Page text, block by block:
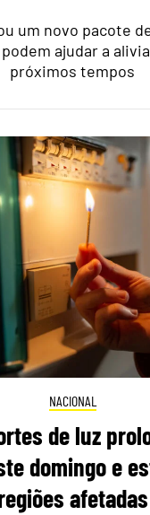
um novo pacote
ajudar a
próximos tempos
NACIONAL
de luz
domingo e
afetadas